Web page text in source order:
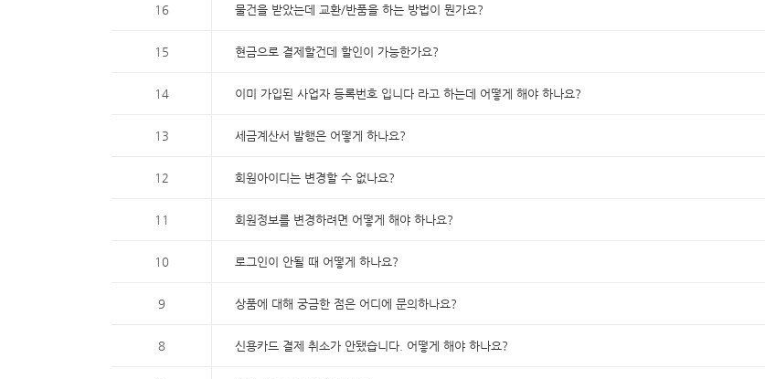
16 물건을 받았는데 교환/반품을 하는 방법이 뭔가요?
15 현금으로 결제할건데 할인이 가능한가요?
14 이미 가입된 사업자 등록번호 입니다 라고 하는데 어떻게 해야 하나요?
13 세금계산서 발행은 어떻게 하나요?
12 회원아이디는 변경할 수 없나요?
11 회원정보를 변경하려면 어떻게 해야 하나요?
10 로그인이 안될 때 어떻게 하나요?
9 상품에 대해 궁금한 점은 어디에 문의하나요?
8 신용카드 결제 취소가 안됐습니다. 어떻게 해야 하나요?